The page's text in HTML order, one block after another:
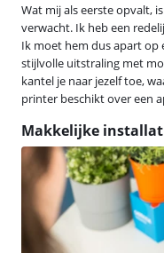
Wat mij als eerste opvalt,
verwacht. Ik heb een
Ik moet hem dus apart op
stijlvolle uitstraling met
kantel je naar jezelf toe,
printer beschikt over een
Makkelijke